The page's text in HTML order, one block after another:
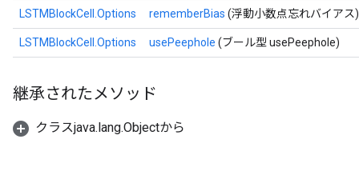
LSTMBlockCell.Options rememberBias (浮動小数点忘れバイアス)
LSTMBlockCell.Options usePeephole (ブール型 usePeephole)
継承されたメソッド
クラスjava.lang.Objectから